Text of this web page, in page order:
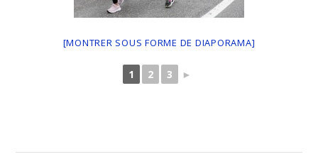
[MONTRER SOUS FORME DE DIAPORAMA]
1 2 3 ►